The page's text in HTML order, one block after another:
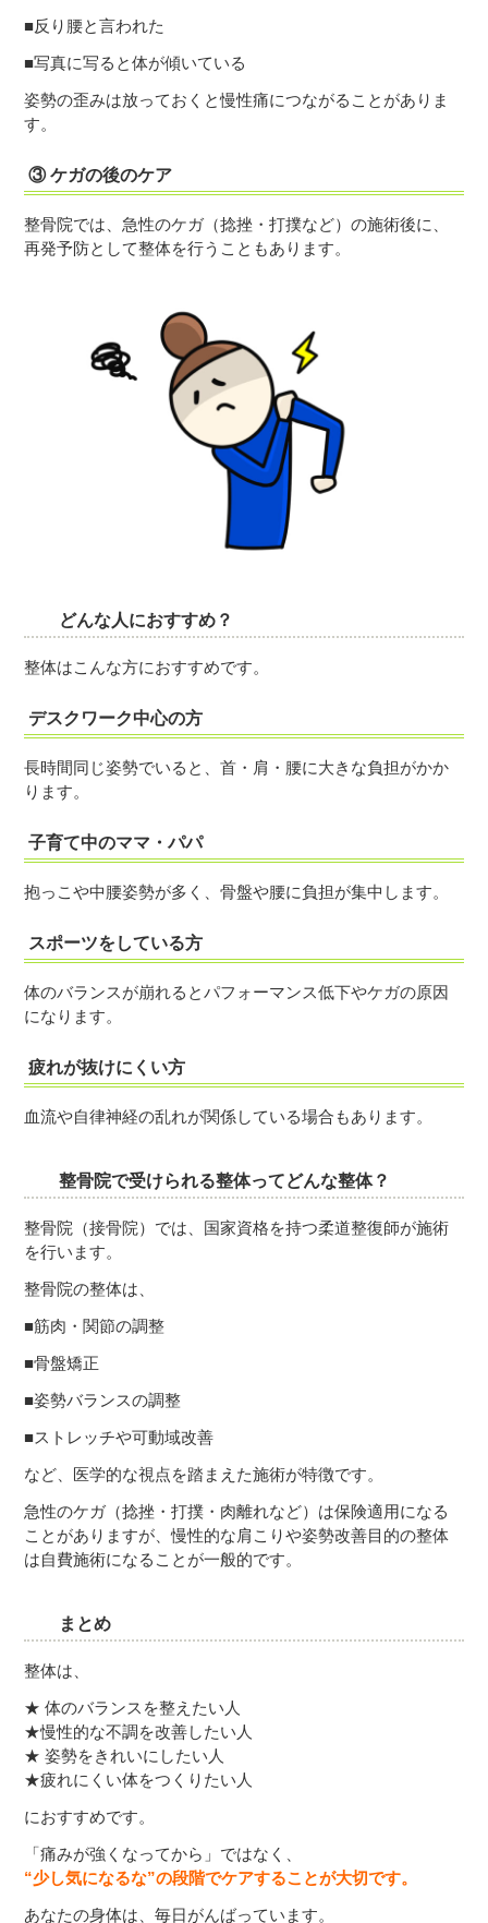
■反り腰と言われた
■写真に写ると体が傾いている
姿勢の歪みは放っておくと慢性痛につながることがありま
す。
③ ケガの後のケア
整骨院では、急性のケガ（捻挫・打撲など）の施術後に、
再発予防として整体を行うこともあります。
どんな人におすすめ？
整体はこんな方におすすめです。
デスクワーク中心の方
長時間同じ姿勢でいると、首・肩・腰に大きな負担がかか
ります。
子育て中のママ・パパ
抱っこや中腰姿勢が多く、骨盤や腰に負担が集中します。
スポーツをしている方
体のバランスが崩れるとパフォーマンス低下やケガの原因
になります。
疲れが抜けにくい方
血流や自律神経の乱れが関係している場合もあります。
整骨院で受けられる整体ってどんな整体？
整骨院（接骨院）では、国家資格を持つ柔道整復師が施術
を行います。
整骨院の整体は、
■筋肉・関節の調整
■骨盤矯正
■姿勢バランスの調整
■ストレッチや可動域改善
など、医学的な視点を踏まえた施術が特徴です。
急性のケガ（捻挫・打撲・肉離れなど）は保険適用になる
ことがありますが、慢性的な肩こりや姿勢改善目的の整体
は自費施術になることが一般的です。
まとめ
整体は、
★ 体のバランスを整えたい人
★慢性的な不調を改善したい人
★ 姿勢をきれいにしたい人
★疲れにくい体をつくりたい人
におすすめです。
「痛みが強くなってから」ではなく、
“少し気になるな”の段階でケアすることが大切です。
あなたの身体は、毎日がんばっています。